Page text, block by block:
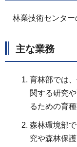
林業技術センター
主な業務
育林部では
関する研究
るための育
森林環境部
究や森林保